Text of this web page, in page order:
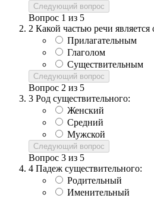
Следующий вопрос
Вопрос 1 из 5
2 Какой частью речи является
Прилагательным
Глаголом
Существительным
Следующий вопрос
Вопрос 2 из 5
3 Род существительного:
Женский
Средний
Мужской
Следующий вопрос
Вопрос 3 из 5
4 Падеж существительного:
Родительный
Именительный